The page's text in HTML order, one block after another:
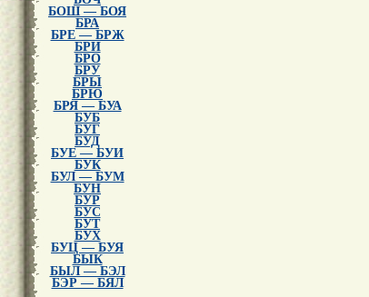
БОШ — БОЯ
БРА
БРЕ — БРЖ
БРИ
БРО
БРУ
БРЫ
БРЮ
БРЯ — БУА
БУБ
БУГ
БУД
БУЕ — БУИ
БУК
БУЛ — БУМ
БУН
БУР
БУС
БУТ
БУХ
БУЦ — БУЯ
БЫК
БЫЛ — БЭЛ
БЭР — БЯЛ